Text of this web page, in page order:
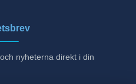
nyheterna direkt i din